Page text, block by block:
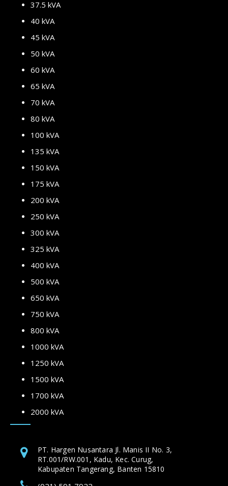
37.5 kVA
40 kVA
45 kVA
50 kVA
60 kVA
65 kVA
70 kVA
80 kVA
100 kVA
135 kVA
150 kVA
175 kVA
200 kVA
250 kVA
300 kVA
325 kVA
400 kVA
500 kVA
650 kVA
750 kVA
800 kVA
1000 kVA
1250 kVA
1500 kVA
1700 kVA
2000 kVA
PT. Hargen Nusantara Jl. Manis II No. 3,
RT.001/RW.001, Kadu, Kec. Curug,
Kabupaten Tangerang, Banten 15810